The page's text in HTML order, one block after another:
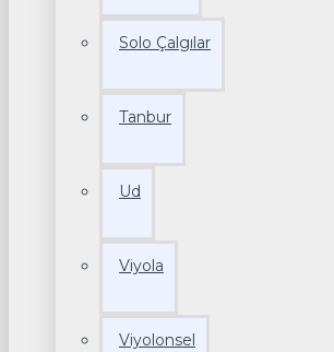
Solo Çalgılar
Tanbur
Ud
Viyola
Viyolonsel